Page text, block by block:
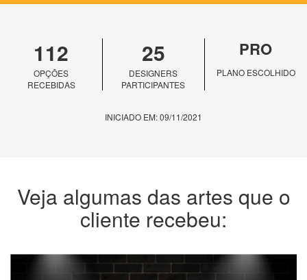
112
OPÇÕES
RECEBIDAS
25
DESIGNERS
PARTICIPANTES
PRO
PLANO ESCOLHIDO
INICIADO EM: 09/11/2021
Veja algumas das artes que o
cliente recebeu: